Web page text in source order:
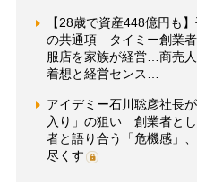
【28歳で資産448億円も
の共通項 タイミー創業
服店を家族が経営…商売
着想と経営センス…
アイデミー石川聡彦社長
入り」の狙い 創業者と
者と語り合う「危機感」
尽くす